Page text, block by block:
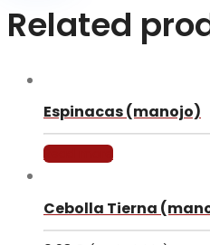
Related
Espinacas (manojo)
Read more
Cebolla Tierna